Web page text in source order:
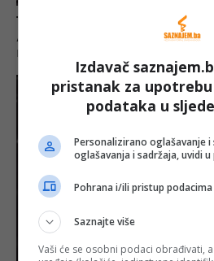
Izdavač
pristanak za
podataka u
Personalizirano oglašavanje i
oglašavanja i sadržaja, uvidi
Pohrana i/ili pristup
Saznajte više
Vaši će se osobni podaci obrađivati,